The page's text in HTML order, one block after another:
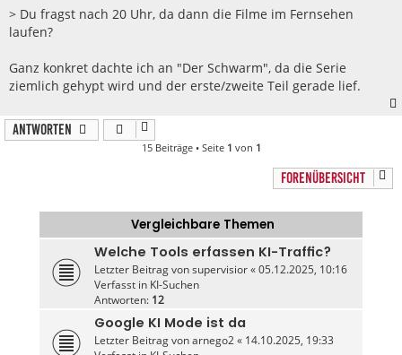
r
a
g
> Du fragst nach 20 Uhr, da dann die Filme im Fernsehen
laufen?
Ganz konkret dachte ich an "Der Schwarm", da die Serie
ziemlich gehypt wird und der erste/zweite Teil gerade lief.
Antworten
15 Beiträge • Seite 1 von 1
FORENÜBERSICHT
Vergleichbare Themen
Welche Tools erfassen KI-Traffic?
Letzter Beitrag vonsupervisior«05.12.2025, 10:16
Verfasst in KI-Suchen
Antworten: 12
Google KI Mode ist da
Letzter Beitrag vonarnego2« 14.10.2025, 19:33